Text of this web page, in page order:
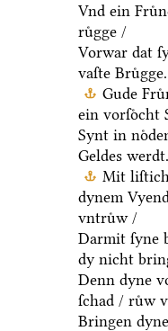
Vnd ein
ruͤgge /
Vorwar dat
vaſte Bruͤgge.
Gude
ein vorſoͤcht
Synt in
Geldes werdt.
Mit
dynem
vntruͤw /
Darmit ſyne
dy nicht
Denn dyne
ſchad / ruͤw
Bringen